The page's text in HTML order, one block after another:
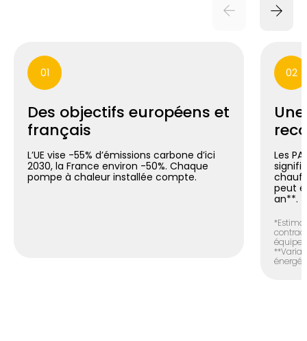
01
Des objectifs européens et
français
L’UE vise -55% d’émissions carbone d’ici
2030, la France environ -50%. Chaque
pompe à chaleur installée compte.
02
Les
peut
an**.